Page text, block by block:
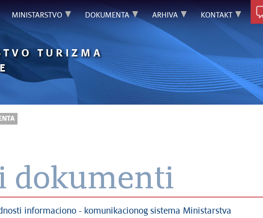
MINISTARSTVO DOKUMENTA ARHIVA KONTAKT
TURIZMA
dokumenti
informaciono - komunikacionog sistema Ministarstva